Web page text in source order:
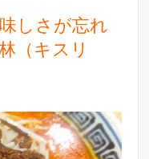
しさが忘れ
（キスリ